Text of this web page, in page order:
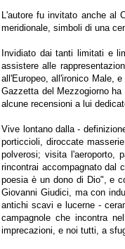
L'autore fu invitato anche al
meridionale, simboli di una
Invidiato dai tanti limitati e
assistere alle
all'Europeo, all'ironico Male,
Gazzetta del Mezzogiorno
alcune recensioni a lui
Vive lontano dalla -
porticcioli, diroccate
polverosi; visita l'aeroporto,
rincontrai accompagnato dal
poesia è un dono di Dio", e
Giovanni Giudici, ma con
antichi scavi e lucerne -
campagnole che incontra
imprecazioni, e noi tutti, a